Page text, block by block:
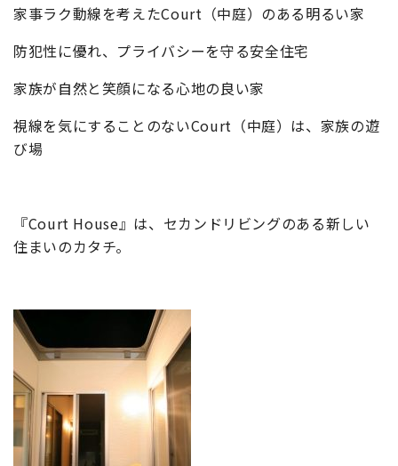
家事ラク動線を考えたCourt（中庭）のある明るい家
防犯性に優れ、プライバシーを守る安全住宅
家族が自然と笑顔になる心地の良い家
視線を気にすることのないCourt（中庭）は、家族の遊
び場
『Court House』は、セカンドリビングのある新しい
住まいのカタチ。